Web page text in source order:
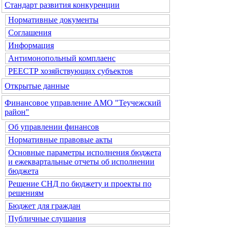
Стандарт развития конкуренции
Нормативные документы
Соглашения
Информация
Антимонопольный комплаенс
РЕЕСТР хозяйствующих субъектов
Открытые данные
Финансовое управление АМО "Теучежский
район"
Об управлении финансов
Нормативные правовые акты
Основные параметры исполнения бюджета
и ежеквартальные отчеты об исполнении
бюджета
Решение СНД по бюджету и проекты по
решениям
Бюджет для граждан
Публичные слушания